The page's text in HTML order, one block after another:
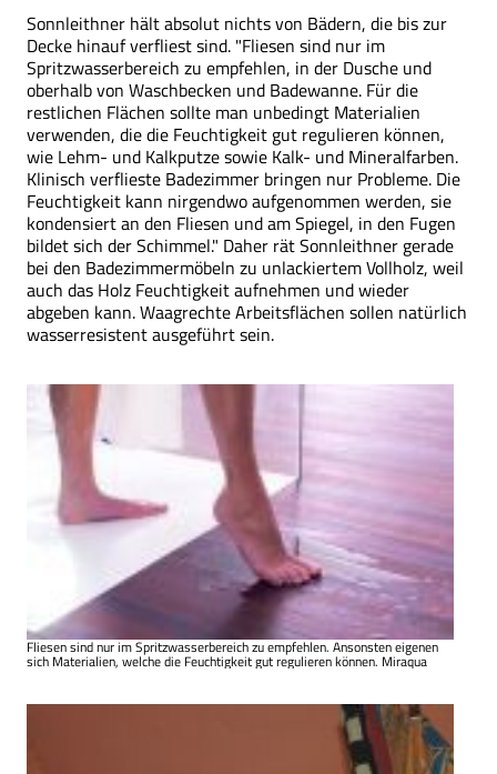
Sonnleithner hält absolut nichts von Bädern, die bis zur
Decke hinauf verfliest sind. "Fliesen sind nur im
Spritzwasserbereich zu empfehlen, in der Dusche und
oberhalb von Waschbecken und Badewanne. Für die
restlichen Flächen sollte man unbedingt Materialien
verwenden, die die Feuchtigkeit gut regulieren können,
wie Lehm- und Kalkputze sowie Kalk- und Mineralfarben.
Klinisch verflieste Badezimmer bringen nur Probleme. Die
Feuchtigkeit kann nirgendwo aufgenommen werden, sie
kondensiert an den Fliesen und am Spiegel, in den Fugen
bildet sich der Schimmel." Daher rät Sonnleithner gerade
bei den Badezimmermöbeln zu unlackiertem Vollholz, weil
auch das Holz Feuchtigkeit aufnehmen und wieder
abgeben kann. Waagrechte Arbeitsflächen sollen natürlich
wasserresistent ausgeführt sein.
Fliesen sind nur im Spritzwasserbereich zu empfehlen. Ansonsten eigenen
sich Materialien, welche die Feuchtigkeit gut regulieren können. Miraqua